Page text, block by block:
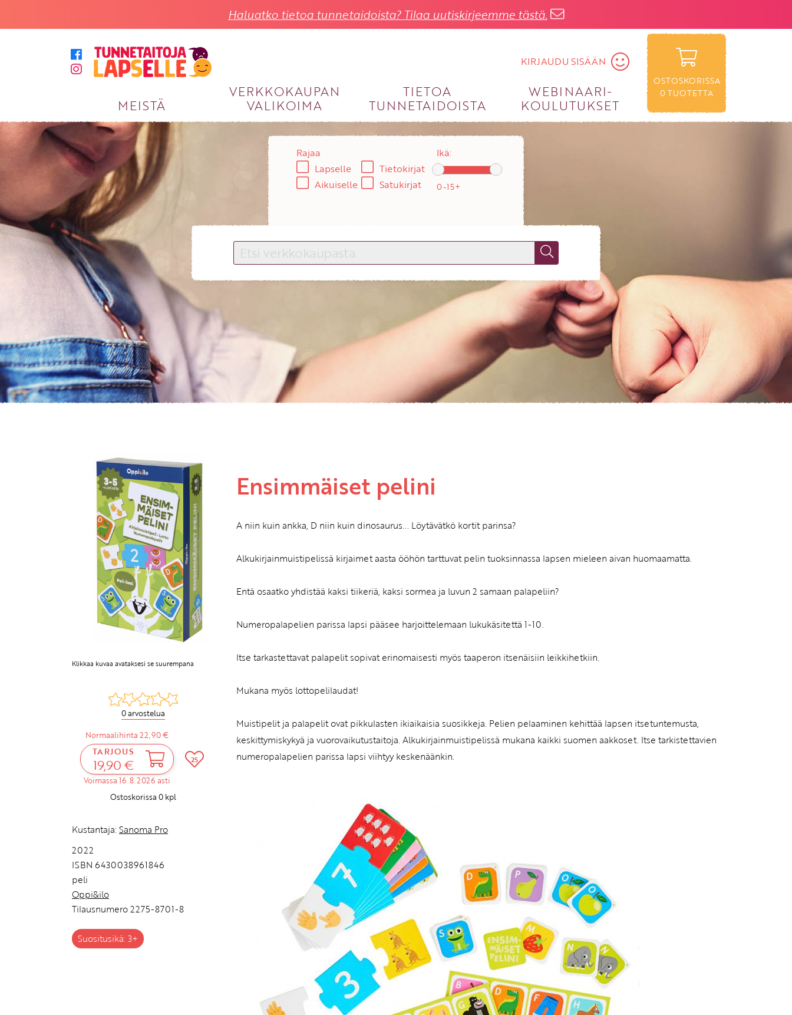
Haluatko tietoa tunnetaidoista? Tilaa uutiskirjeemme tästä.
KIRJAUDU SISÄÄN
MEISTÄ
VERKKOKAUPAN
VALIKOIMA
TIETOA
TUNNETAIDOISTA
WEBINAARI­
KOULUTUKSET
OSTOSKORISSA
0TUOTETTA
KIRJAUDU SISÄÄN
Käyttäjätunnus
Salasana
Etkö ole vielä asiakkaamme?
Luo asiakastili tästä!
Rajaa
Lapselle
Aikuiselle
Tietokirjat
Satukirjat
Ikä:
Klikkaa kuvaa avataksesi se suurempana
0 arvostelua
Normaalihinta 22,90 €
TARJOUS
19,90 €
Voimassa 16.8.2026 asti
25
Ostoskorissa 0kpl
Kustantaja: Sanoma Pro
2022
ISBN 6430038961846
peli
Oppi&ilo
Tilausnumero 2275-8701-8
Suositusikä: 3+
Ensimmäiset pelini
A niin kuin ankka, D niin kuin dinosaurus... Löytävätkö kortit parinsa?
Alkukirjainmuistipelissä kirjaimet aasta ööhön tarttuvat pelin tuoksinnassa lapsen mieleen aivan huomaamatta.
Entä osaatko yhdistää kaksi tiikeriä, kaksi sormea ja luvun 2 samaan palapeliin?
Numeropalapelien parissa lapsi pääsee harjoittelemaan lukukäsitettä 1-10.
Itse tarkastettavat palapelit sopivat erinomaisesti myös taaperon itsenäisiin leikkihetkiin.
Mukana myös lottopelilaudat!
Muistipelit ja palapelit ovat pikkulasten ikiaikaisia suosikkeja. Pelien pelaaminen kehittää lapsen itsetuntemusta,
keskittymiskykyä ja vuorovaikutustaitoja. Alkukirjainmuistipelissä mukana kaikki suomen aakkoset. Itse tarkistettavien
numeropalapelien parissa lapsi viihtyy keskenäänkin.